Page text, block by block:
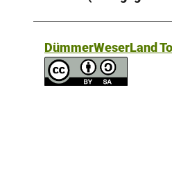
DümmerWeserLand